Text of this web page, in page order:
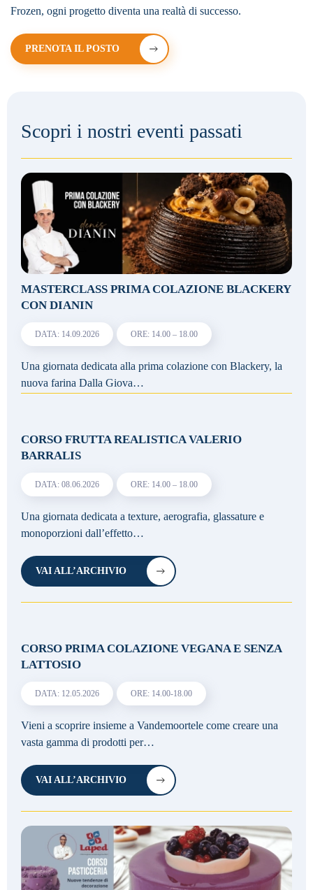
Frozen, ogni progetto diventa una realtà di successo.
PRENOTA IL POSTO
Scopri i nostri eventi passati
MASTERCLASS PRIMA COLAZIONE BLACKERY
CON DIANIN
DATA: 14.09.2026 ORE: 14.00 – 18.00
Una giornata dedicata alla prima colazione con Blackery, la
nuova farina Dalla Giova…
CORSO FRUTTA REALISTICA VALERIO
BARRALIS
DATA: 08.06.2026 ORE: 14.00 – 18.00
Una giornata dedicata a texture, aerografia, glassature e
monoporzioni dall’effetto…
VAI ALL’ARCHIVIO
CORSO PRIMA COLAZIONE VEGANA E SENZA
LATTOSIO
DATA: 12.05.2026 ORE: 14.00-18.00
Vieni a scoprire insieme a Vandemoortele come creare una
vasta gamma di prodotti per…
VAI ALL’ARCHIVIO